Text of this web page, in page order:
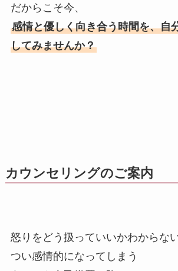
だからこそ今、
感情と優しく向き合う時間を、自
してみませんか？
カウンセリングのご案内
怒りをどう扱っていいかわからな
つい感情的になってしまう